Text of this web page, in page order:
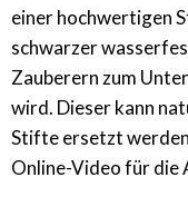
einer hochwertigen
schwarzer
Zauberern zum
wird. Dieser kann
Stifte ersetzt
Online-Video für die